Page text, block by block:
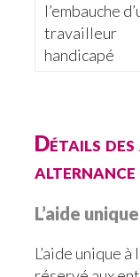
l’embauche
travailleur
handicapé
Détails
alternance
L’aide
L’aide unique